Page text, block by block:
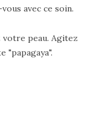
avec ce soin.
peau. Agitez
"papagaya".